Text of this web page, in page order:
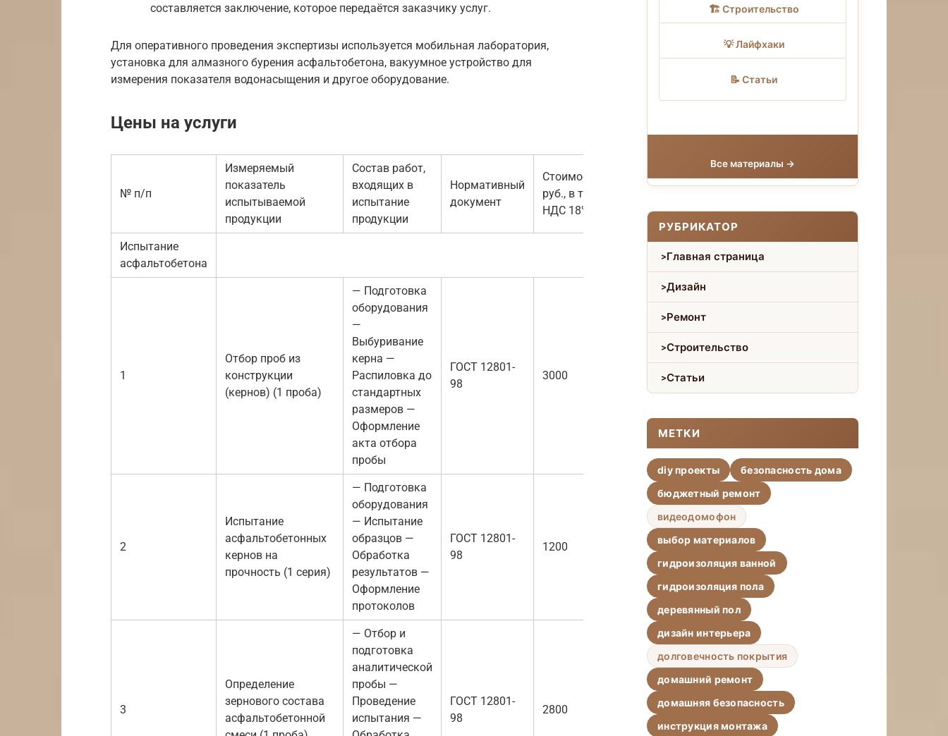
составляется заключение, которое передаётся заказчику услуг.
Для оперативного проведения экспертизы используется мобильная лаборатория,
установка для алмазного бурения асфальтобетона, вакуумное устройство для
измерения показателя водонасыщения и другое оборудование.
Цены на услуги
№ п/п
Измеряемый
показатель
испытываемой
продукции
Состав работ,
входящих в
испытание
продукции
Нормативный
документ
Стоимость,
руб., в т.ч.
НДС 18%
Испытание
асфальтобетона
1
Отбор проб из
конструкции
(кернов) (1 проба)
— Подготовка
оборудования
—
Выбуривание
керна —
Распиловка до
стандартных
размеров —
Оформление
акта отбора
пробы
ГОСТ 12801-
98
3000
2
Испытание
асфальтобетонных
кернов на
прочность (1 серия)
— Подготовка
оборудования
— Испытание
образцов —
Обработка
результатов —
Оформление
протоколов
ГОСТ 12801-
98
1200
3
Определение
зернового состава
асфальтобетонной
— Отбор и
подготовка
аналитической
пробы —
Проведение
испытания —
ГОСТ 12801-
98
2800
🏗 Строительство
💡 Лайфхаки
📝 Статьи
Все материалы →
РУБРИКАТОР
Главная страница
Дизайн
Ремонт
Строительство
Статьи
МЕТКИ
diy проекты
безопасность дома
бюджетный ремонт
видеодомофон
выбор материалов
гидроизоляция ванной
гидроизоляция пола
деревянный пол
дизайн интерьера
долговечность покрытия
домашний ремонт
домашняя безопасность
инструкция монтажа